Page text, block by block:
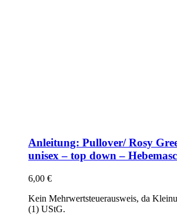
Anleitung: Pullover/ Rosy
unisex – top down –
6,00 €
Kein Mehrwertsteuerausweis, da
(1) UStG.